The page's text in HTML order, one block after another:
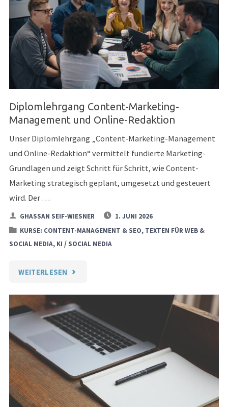
SEO,
TEXTEN
&
Diplomlehrgang Content-Marketing-
Management und Online-Redaktion
Unser Diplomlehrgang „Content-Marketing-Management
und Online-Redaktion“ vermittelt fundierte Marketing-
Grundlagen und zeigt Schritt für Schritt, wie Content-
Marketing strategisch geplant, umgesetzt und gesteuert
wird. Der …
GHASSAN SEIF-WIESNER
1. JUNI 2026
KURSE: CONTENT-MANAGEMENT & SEO, TEXTEN FÜR WEB &
SOCIAL MEDIA, KI / SOCIAL MEDIA
WEITERLESEN "DIPLOMLEHRGANG
MARKETING-
MANAGEMENT
ONLINE-
REDAKTION"